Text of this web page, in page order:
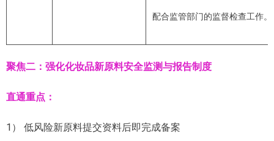
配合监管部门的监督检查工作。
聚焦二：强化化妆品新原料安全监测与报告制度
直通重点：
1） 低风险新原料提交资料后即完成备案